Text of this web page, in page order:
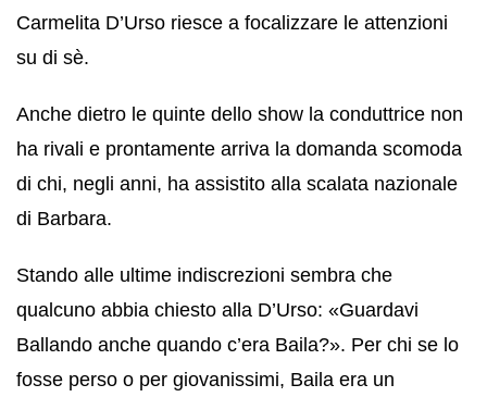
Carmelita D’Urso riesce a focalizzare le attenzioni
su di sè.
Anche dietro le quinte dello show la conduttrice non
ha rivali e prontamente arriva la domanda scomoda
di chi, negli anni, ha assistito alla scalata nazionale
di Barbara.
Stando alle ultime indiscrezioni sembra che
qualcuno abbia chiesto alla D’Urso: «Guardavi
Ballando anche quando c’era Baila?». Per chi se lo
fosse perso o per giovanissimi, Baila era un